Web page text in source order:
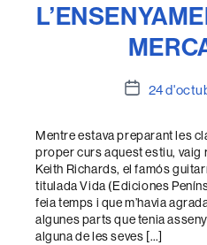
Data
l'entrada
24
Mentre estava preparant les
proper curs aquest estiu, vaig
Keith Richards, el famós
titulada Vida (Ediciones
feia temps i que m’havia
algunes parts que tenia
alguna de les seves […]